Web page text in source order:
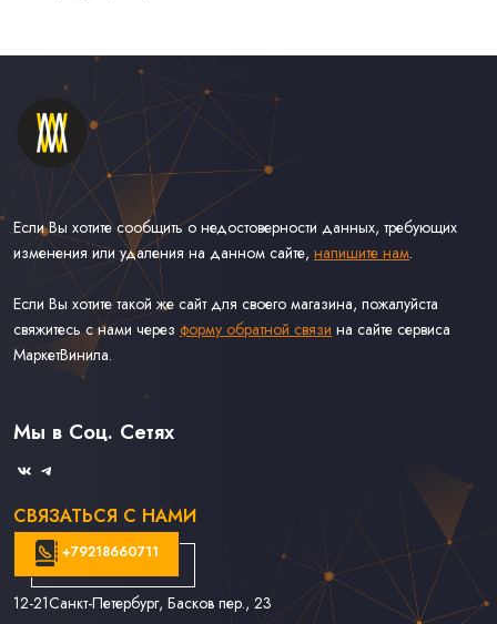
Если Вы хотите сообщить о недостоверности данных, требующих
изменения или удаления на данном сайте, напишите нам.
Если Вы хотите такой же сайт для своего магазина, пожалуйста
свяжитесь с нами через форму обратной связи на сайте сервиса
МаркетВинила.
Каталог Винила, CD и Кассет
Доставка и Оплата
Связаться С Нами
Мы в Соц. Сетях
СВЯЗАТЬСЯ С НАМИ
+79218660711
12-21Санкт-Петербург, Басков пер., 23